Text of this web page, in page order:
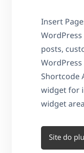
Insert
posts,
Shortcode
widget for
widget
Site do